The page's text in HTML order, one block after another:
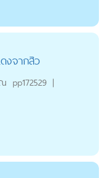
งจากสิว
pp172529 |